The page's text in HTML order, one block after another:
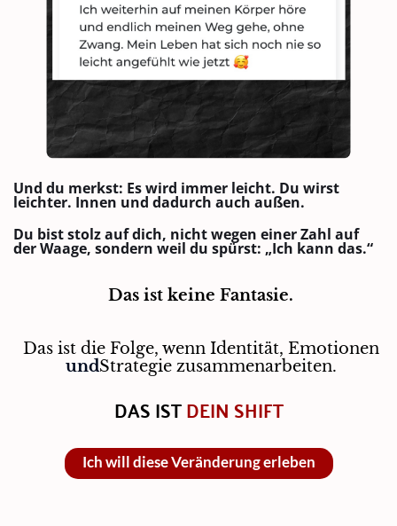
Und du merkst: Es wird immer leicht. Du wirst
leichter. Innen und dadurch auch außen.
Du bist stolz auf dich, nicht wegen einer Zahl auf
der Waage, sondern weil du spürst: „Ich kann das.“
Das ist keine Fantasie.
Das ist die Folge, wenn Identität, Emotionen
undStrategie zusammenarbeiten.
DAS ISTDEIN SHIFT
Ich will diese Veränderung erleben